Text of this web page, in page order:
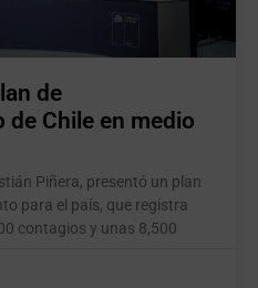
de
Chile en medio
Piñera, presentó un plan
para el país, que registra
contagios y unas 8,500